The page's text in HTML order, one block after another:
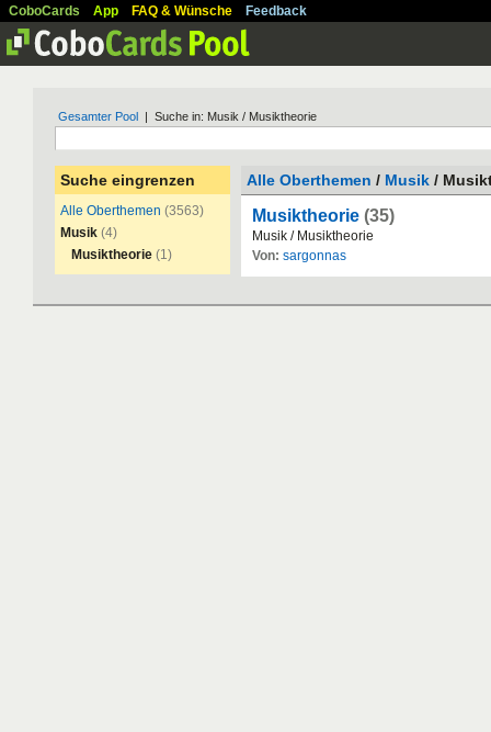
CoboCards App FAQ & Wünsche Feedback
Gesamter Pool | Suche in: Musik / Musiktheorie
Suche eingrenzen
Alle Oberthemen (3563)
Musik (4)
Musiktheorie (1)
Alle Oberthemen / Musik /
Musiktheorie (35)
Musik / Musiktheorie
Von: sargonnas